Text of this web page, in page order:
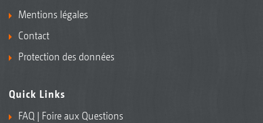
Mentions légales
Contact
Protection des données
Quick Links
FAQ | Foire aux Questions